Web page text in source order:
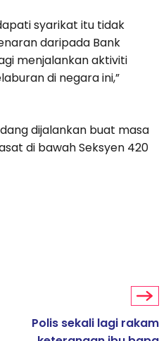
syarikat itu tidak
daripada Bank
menjalankan aktiviti
di negara ini,”
dijalankan buat masa
di bawah Seksyen 420
Polis sekali lagi rakam